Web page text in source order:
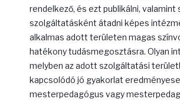
rendelkező, és ezt publikálni, valamint
szolgáltatásként átadni képes
alkalmas adott területen magas
hatékony tudásmegosztásra. Olyan
melyben az adott szolgáltatási
kapcsolódó jó gyakorlat
mesterpedagógus vagy